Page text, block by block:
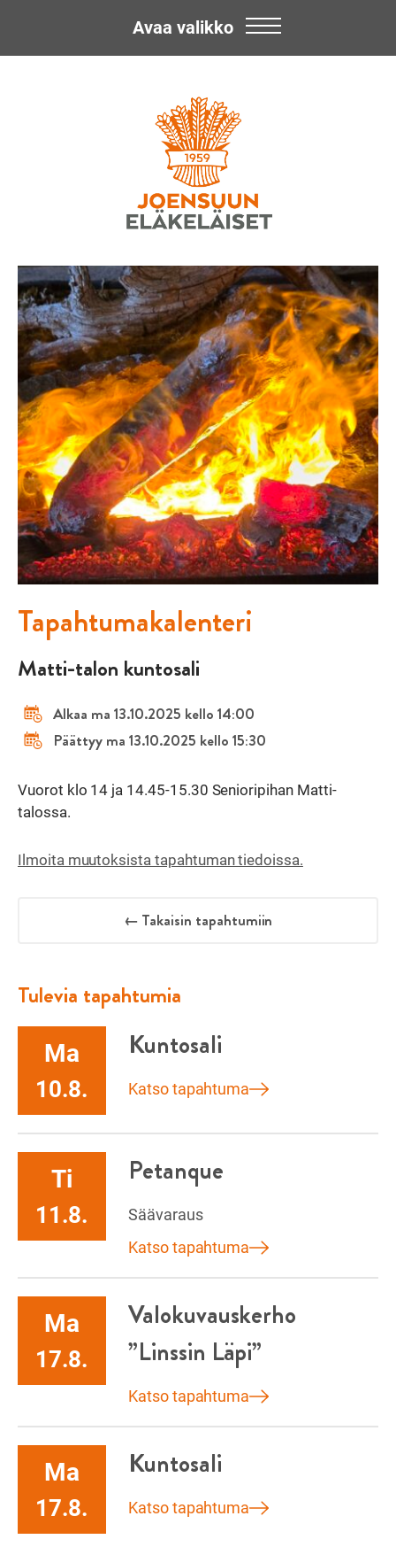
Eläkeläiset
ry
Avaa valikko
Tapahtumakalenteri
Matti-talon kuntosali
Alkaa ma 13.10.2025 kello 14:00
Päättyy ma 13.10.2025 kello 15:30
Vuorot klo 14 ja 14.45-15.30 Senioripihan Matti-
talossa.
Ilmoita muutoksista tapahtuman tiedoissa.
← Takaisin tapahtumiin
Tulevia tapahtumia
Ma
10.8.
Kuntosali
Katso tapahtuma
Ti
11.8.
Petanque
Säävaraus
Katso tapahtuma
Ma
17.8.
Valokuvauskerho
”Linssin Läpi”
Katso tapahtuma
Ma
17.8.
Kuntosali
Katso tapahtuma